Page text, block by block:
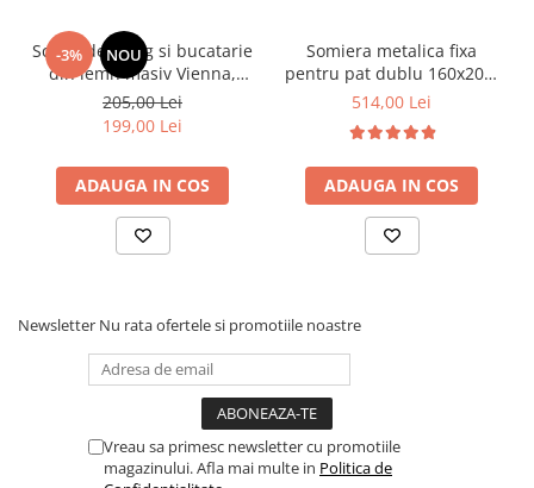
-3% NOU
Scaun de living si bucatarie
din lemn masiv Vienna,
tapiterie stofa,100 kg,
94x49x40 cm, nuc/bej
205,00 Lei
199,00 Lei
ADAUGA IN COS
Somiera metalica fixa
pentru pat dublu 160x200,
6 picioare, 32 lamele lemn
saltea ferm, negru
514,00 Lei
ADAUGA IN COS
Newsletter Nu rata ofertele si promotiile noastre
Vreau sa primesc newsletter cu promotiile
magazinului. Afla mai multe in Politica de